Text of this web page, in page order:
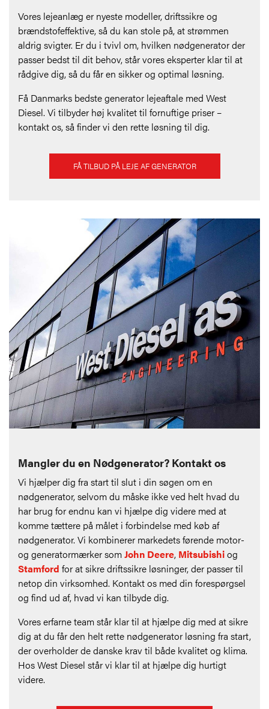
Vores lejeanlæg er nyeste modeller, driftssikre og
brændstofeffektive, så du kan stole på, at strømmen
aldrig svigter. Er du i tvivl om, hvilken nødgenerator der
passer bedst til dit behov, står vores eksperter klar til at
rådgive dig, så du får en sikker og optimal løsning.
Få Danmarks bedste generator lejeaftale med West
Diesel. Vi tilbyder høj kvalitet til fornuftige priser –
kontakt os, så finder vi den rette løsning til dig.
FÅ TILBUD PÅ LEJE AF GENERATOR
Mangler du en Nødgenerator? Kontakt os
Vi hjælper dig fra start til slut i din søgen om en
nødgenerator, selvom du måske ikke ved helt hvad du
har brug for endnu kan vi hjælpe dig videre med at
komme tættere på målet i forbindelse med køb af
nødgenerator. Vi kombinerer markedets førende motor-
og generatormærker somJohn Deere, Mitsubishiog
Stamford for at sikre driftssikre løsninger, der passer til
netop din virksomhed. Kontakt os med din forespørgsel
og find ud af, hvad vi kan tilbyde dig.
Vores erfarne team står klar til at hjælpe dig med at sikre
dig at du får den helt rette nødgenerator løsning fra start,
der overholder de danske krav til både kvalitet og klima.
Hos West Diesel står vi klar til at hjælpe dig hurtigt
videre.